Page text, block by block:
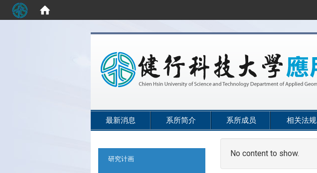
最新消息 系所简介 系所成员 相关法规
研究计画
No content to show.